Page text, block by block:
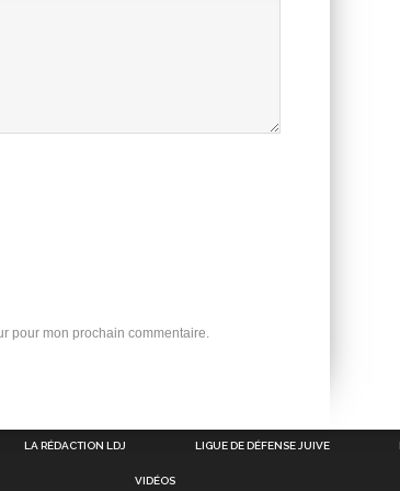
pour mon prochain commentaire.
LA RÉDACTION LDJ LIGUE DE DÉFENSE JUIVE
VIDÉOS